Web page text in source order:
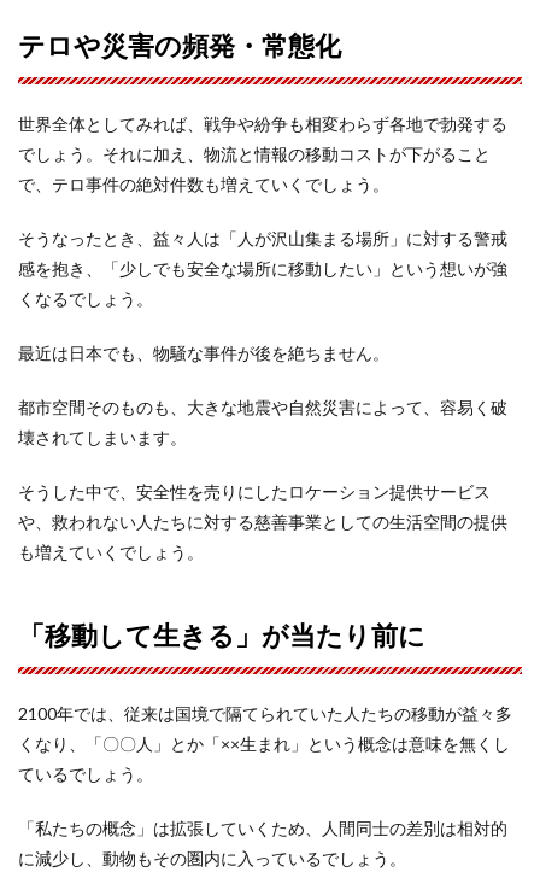
テロや災害の頻発・常態化
世界全体としてみれば、戦争や紛争も相変わらず各地で勃発する
でしょう。それに加え、物流と情報の移動コストが下がること
で、テロ事件の絶対件数も増えていくでしょう。
そうなったとき、益々人は「人が沢山集まる場所」に対する警戒
感を抱き、「少しでも安全な場所に移動したい」という想いが強
くなるでしょう。
最近は日本でも、物騒な事件が後を絶ちません。
都市空間そのものも、大きな地震や自然災害によって、容易く破
壊されてしまいます。
そうした中で、安全性を売りにしたロケーション提供サービス
や、救われない人たちに対する慈善事業としての生活空間の提供
も増えていくでしょう。
「移動して生きる」が当たり前に
2100年では、従来は国境で隔てられていた人たちの移動が益々多
くなり、「〇〇人」とか「××生まれ」という概念は意味を無くし
ているでしょう。
「私たちの概念」は拡張していくため、人間同士の差別は相対的
に減少し、動物もその圏内に入っているでしょう。